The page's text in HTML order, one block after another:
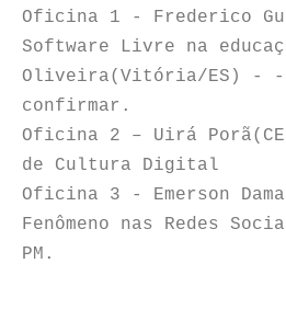
Oficina 1 - Frederico
Software Livre na
Oliveira(Vitória/ES) - -
confirmar.
Oficina 2 – Uirá
de Cultura Digital
Oficina 3 - Emerson
Fenômeno nas Redes
PM.